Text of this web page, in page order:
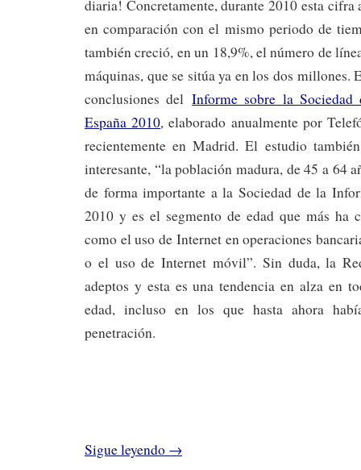
diaria! Concretamente, durante 2010 esta cifra
en comparación con el mismo periodo de
también creció, en un 18,9%, el número de
máquinas, que se sitúa ya en los dos millones.
conclusiones delInforme sobre la
España 2010, elaborado anualmente por
recientemente en Madrid. El estudio
interesante, “la población madura, de 45 a 64
de forma importante a la Sociedad de la
2010 y es el segmento de edad que más ha
como el uso de Internet en operaciones
o el uso de Internet móvil”. Sin duda, la
adeptos y esta es una tendencia en alza en
edad, incluso en los que hasta ahora
penetración.
Sigue leyendo →